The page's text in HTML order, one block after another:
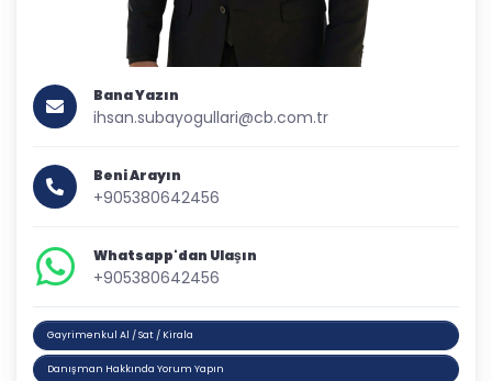
Bana Yazın
ihsan.subayogullari@cb.com.tr
Beni Arayın
+905380642456
Whatsapp'dan Ulaşın
+905380642456
Gayrimenkul Al / Sat / Kirala
Danışman Hakkında Yorum Yapın